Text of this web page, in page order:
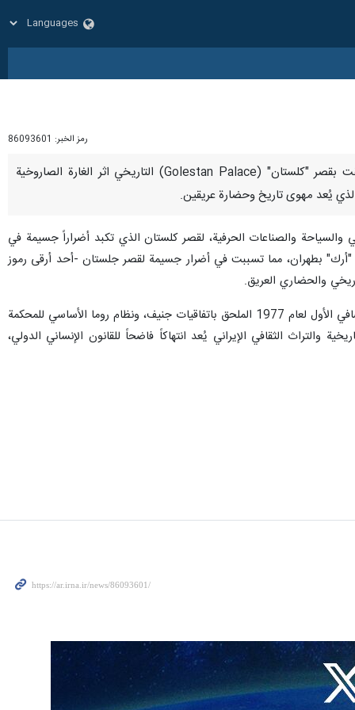
رمز الخبر: 86093601
طهران/٤ اذار/مارس/إرنا-كتب إسماعيل بقائي، المتحدث باسم وزارة الخارجية الإيرانية، رداً على الأضرار التي لحقت بقصر "كلستان" (Golestan Palace) التاريخي اثر الغارة الصاروخية
الذي يُعد مهوى تاريخ وحضارة عريقين.
والسياحة والصناعات الحرفية، لقصر كلستان الذي تكبد أضراراً جسيمة في
"أرك" بطهران، مما تسببت في أضرار جسيمة لقصر جلستان -أحد أرقى رموز
والحضاري العريق.
وأضاف : وفقاً لاتفاقية لاهاي - عام 1954 م لحماية الممتلكات الثقافية في حال نشوب نزاعات مسلحة، والبروتوكول الإضافي الأول لعام 1977 الملحق باتفاقيات جنيف، ونظام روما الأساسي للمحكمة
والتراث الثقافي الإيراني يُعد انتهاكاً فاضحاً للقانون الإنساني الدولي،